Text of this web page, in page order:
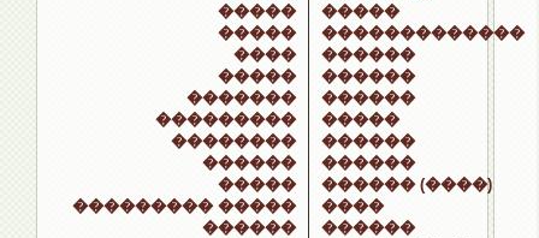
�����
�����
����
�����
�������
���������
��������
������
�����
��������� �����
������
�����
�������������
������
������
������
�����
������
������
������ (����)
����
������